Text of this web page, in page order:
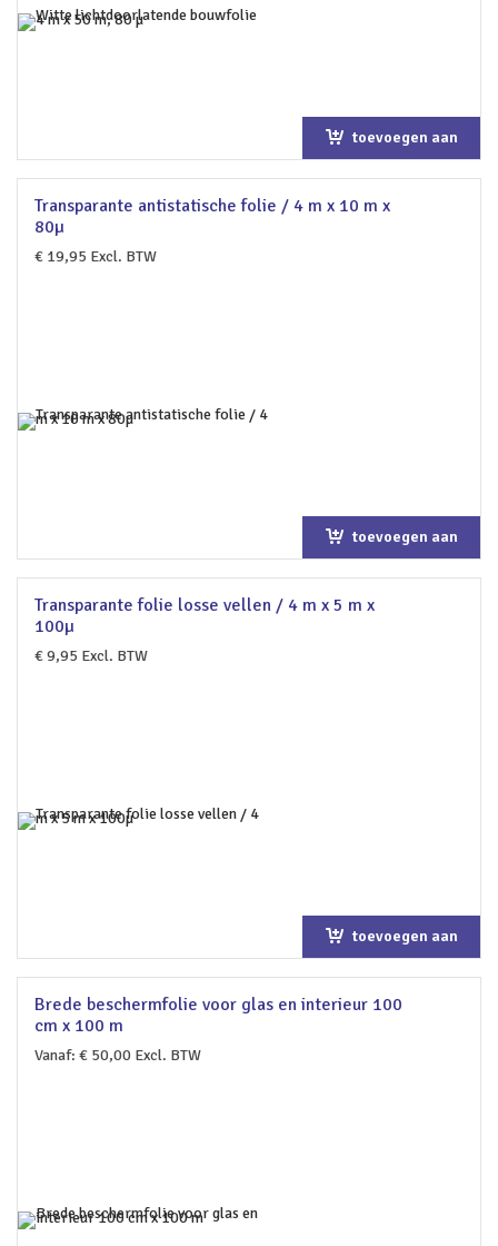
toevoegen aan
winkelwagen
Transparante antistatische folie / 4 m x 10 m x
80µ
€ 19,95 Excl. BTW
toevoegen aan
winkelwagen
Transparante folie losse vellen / 4 m x 5 m x
100µ
€9,95 Excl. BTW
toevoegen aan
winkelwagen
Brede beschermfolie voor glas en interieur 100
cm x 100 m
Vanaf: € 50,00 Excl. BTW